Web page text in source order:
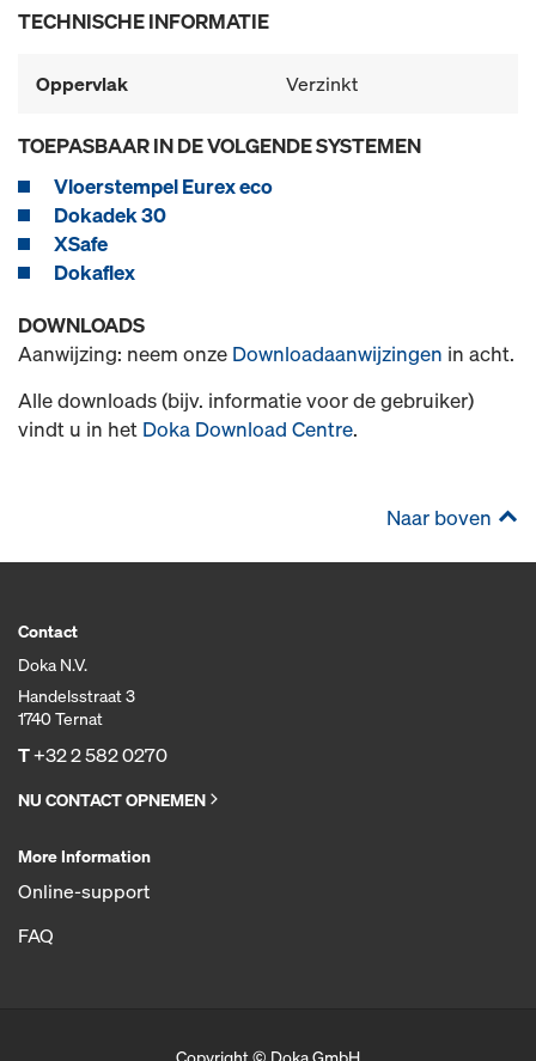
TECHNISCHE INFORMATIE
Oppervlak Verzinkt
TOEPASBAAR IN DE VOLGENDE SYSTEMEN
Vloerstempel Eurex eco
Dokadek 30
XSafe
Dokaflex
DOWNLOADS
Aanwijzing: neem onze Downloadaanwijzingen in acht.
Alle downloads (bijv. informatie voor de gebruiker)
vindt u in het Doka Download Centre.
Naar boven
Contact
Doka N.V.
Handelsstraat 3
1740 Ternat
T+32 2 582 0270
NU CONTACT OPNEMEN
More Information
Online-support
FAQ